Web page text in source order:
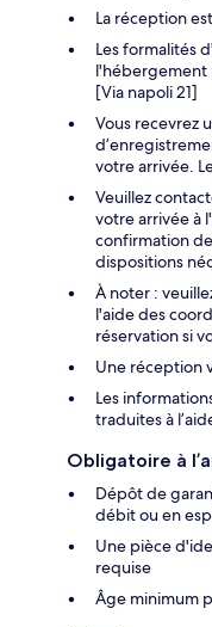
La réception
Les formalités
l'hébergement
[Via napoli 21]
Vous recevrez
votre arrivée.
Veuillez
votre arrivée à
confirmation
dispositions
À noter :
l'aide des
réservation si
Une réception
Les
traduites à
Obligatoire à
Dépôt de
débit ou en
Une pièce
requise
Âge minimum